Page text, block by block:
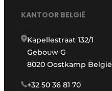
KANTOOR BELGIË
Kapellestraat 132/1
Gebouw G
8020 Oostkamp België
+32 50 36 81 70